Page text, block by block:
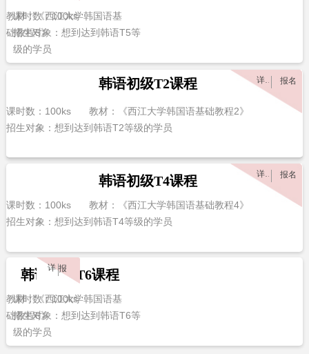
课时数：100ks
招生对象：想到达到韩语T4等级的学员
韩语初级T4课程
教材：《西江大学韩国语基础教程4》
详情 报名
教材：《西江大学韩国语基
础教程5》
课时数：100ks
招生对象：想到达到韩语T5等
级的学员
教材：《西江大学韩国语基础教程2》
课时数：100ks
招生对象：想到达到韩语T2等级的学员
韩语初级T2课程 详情 报名
教材：《西江大学韩国语基
础教程6》
课时数：100ks
招生对象：想到达到韩语T6等
级的学员
韩语初级T6课程
详情